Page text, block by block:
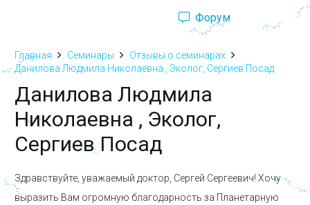
Форум
Главная Семинары
Отзывы о семинарах
Данилова Людмила Николаевна , Эколог, Сергиев Посад
Данилова Людмила
Николаевна , Эколог,
Сергиев Посад
Здравствуйте, уважаемый доктор, Сергей Сергеевич! Хочу
выразить Вам огромную благодарность за Планетарную